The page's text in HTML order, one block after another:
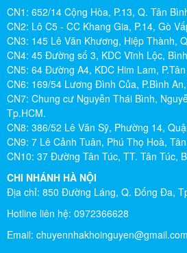
Công ty Khôi Nguyên chuyển
gói rất cẩn thận. Cô rất hài lòng
Khảo sát nhanh, giá cả hợp lý.
công ty ngày càng phát triển. Cảm
CN1: 652/14 Cộng Hòa, P.13, Q. Tân
CN2: Lô C5 - CC Khang Gia, P.14, Gò
CN3: 145 Lê Văn Khương, Hiệp Thành,
CN4: 45 Đường số 3, KDC Vĩnh Lộc,
CN5: 64 Đường A4, KDC Him Lam,
CN6: 169/54 Lương Đình Của, P.Bình
CN7: Chung cư Nguyễn Thái Bình,
Tp.HCM.
CN8: 386/52 Lê Văn Sỹ, Phường 14,
CN9: 7 Lê Cảnh Tuân, Phú Thọ Hoà,
CN10: 37 Đường Tân Túc, TT. Tân Túc,
CHI NHÁNH HÀ NỘI
Địa chỉ: 850 Đường Láng, Q. Đống Đa,
Hotline liên hệ: 0972366628
Email: chuyennhakhoinguyen@gmail.com